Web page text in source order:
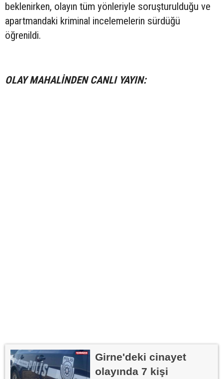
beklenirken, olayın tüm yönleriyle soruşturulduğu ve
apartmandaki kriminal incelemelerin sürdüğü
öğrenildi.
OLAY MAHALİNDEN CANLI YAYIN:
Girne'deki cinayet
olayında 7 kişi